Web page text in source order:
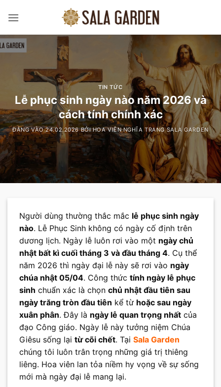
qua
dung
TIN TỨC
Lễ phục sinh ngày nào năm 2026 và
cách tính chính xác
ĐĂNG VÀO24.02.2026 BỞIHOA VIÊN NGHĨA TRANG SALA GARDEN
Người dùng thường thắc mắc lễ phục sinh ngày
nào. Lễ Phục Sinh không có ngày cố định trên
dương lịch. Ngày lễ luôn rơi vào một ngày chủ
nhật bất kì cuối tháng 3 và đầu tháng 4. Cụ thể
năm 2026 thì ngày đại lễ này sẽ rơi vào ngày
chúa nhật 05/04. Công thức tính ngày lễ phục
sinh chuẩn xác là chọn chủ nhật đầu tiên sau
ngày trăng tròn đầu tiên kể từ hoặc sau ngày
xuân phân. Đây là ngày lễ quan trọng nhất của
đạo Công giáo. Ngày lễ này tưởng niệm Chúa
Giêsu sống lại từ cõi chết. Tại Sala Garden
chúng tôi luôn trân trọng những giá trị thiêng
liêng. Hoa viên lan tỏa niềm hy vọng về sự sống
mới mà ngày đại lễ mang lại.